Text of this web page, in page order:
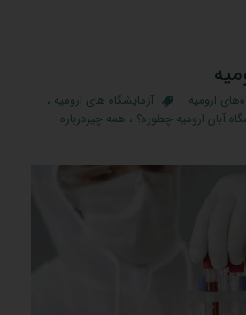
ارومیه آزمایشگاه های ارومیه ،
آبان ارومیه چطوره؟ ، همه چیزدرباره